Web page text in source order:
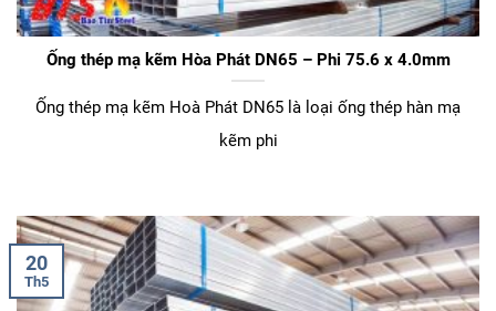
Ống thép mạ kẽm Hòa Phát DN65 – Phi 75.6 x 4.0mm
Ống thép mạ kẽm Hoà Phát DN65 là loại ống thép hàn mạ
kẽm phi
20
Th5